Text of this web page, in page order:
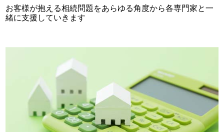
お客様が抱える相続問題をあらゆる角度から各専門家と一
緒に支援していきます